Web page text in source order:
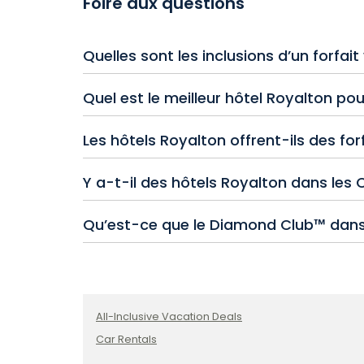
Quelles sont les inclusions d’un
les sports nautiques et l’accès aux
l’hôtel.
Quel est le meilleur hôtel Royalton
et de commodités adaptées aux enfants.
Les hôtels Royalton offrent-ils des
détails de l’hôtel pour connaître les
Y a-t-il des hôtels Royalton dans les
République dominicaine.
Qu’est-ce que le Diamond Club™
comme l’hydrothérapie et l’aromathérapie
All-Inclusive Vacation Deals
Car Rentals